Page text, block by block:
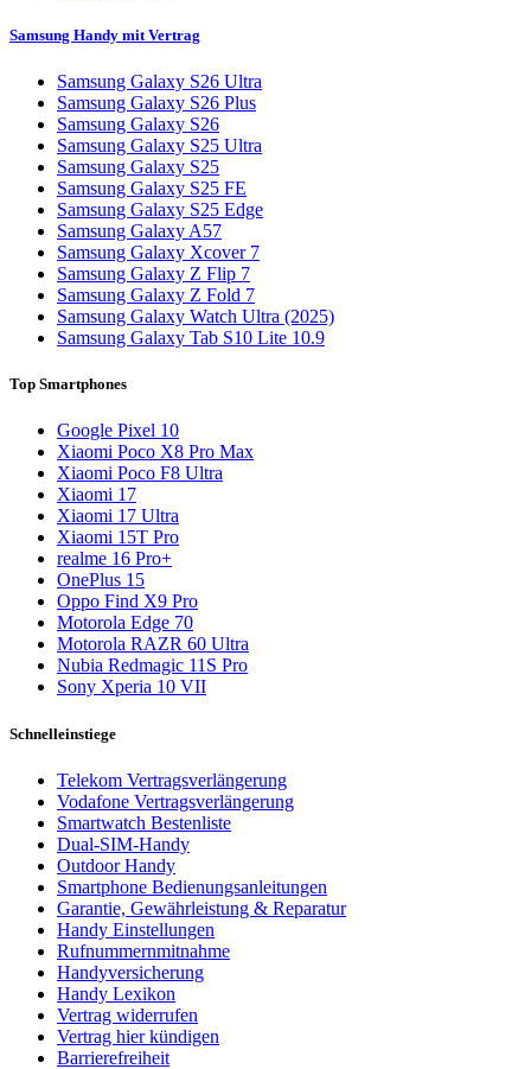
Samsung Handy mit Vertrag
Samsung Galaxy S26 Ultra
Samsung Galaxy S26 Plus
Samsung Galaxy S26
Samsung Galaxy S25 Ultra
Samsung Galaxy S25
Samsung Galaxy S25 FE
Samsung Galaxy S25 Edge
Samsung Galaxy A57
Samsung Galaxy Xcover 7
Samsung Galaxy Z Flip 7
Samsung Galaxy Z Fold 7
Samsung Galaxy Watch Ultra (2025)
Samsung Galaxy Tab S10 Lite 10.9
Top Smartphones
Google Pixel 10
Xiaomi Poco X8 Pro Max
Xiaomi Poco F8 Ultra
Xiaomi 17
Xiaomi 17 Ultra
Xiaomi 15T Pro
realme 16 Pro+
OnePlus 15
Oppo Find X9 Pro
Motorola Edge 70
Motorola RAZR 60 Ultra
Nubia Redmagic 11S Pro
Sony Xperia 10 VII
Schnelleinstiege
Telekom Vertragsverlängerung
Vodafone Vertragsverlängerung
Smartwatch Bestenliste
Dual-SIM-Handy
Outdoor Handy
Smartphone Bedienungsanleitungen
Garantie, Gewährleistung & Reparatur
Handy Einstellungen
Rufnummernmitnahme
Handyversicherung
Handy Lexikon
Vertrag widerrufen
Vertrag hier kündigen
Barrierefreiheit